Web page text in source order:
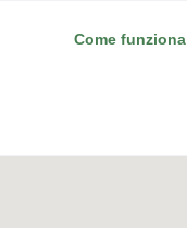
Come funziona